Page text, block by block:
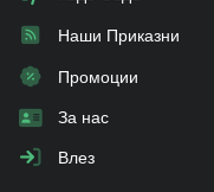
Наши Приказни
Промоции
За нас
Влез